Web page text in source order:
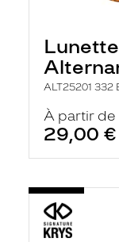
ALT25201 332
À partir de
29,00 €